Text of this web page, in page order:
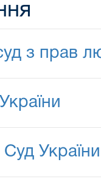
з прав
Суд України